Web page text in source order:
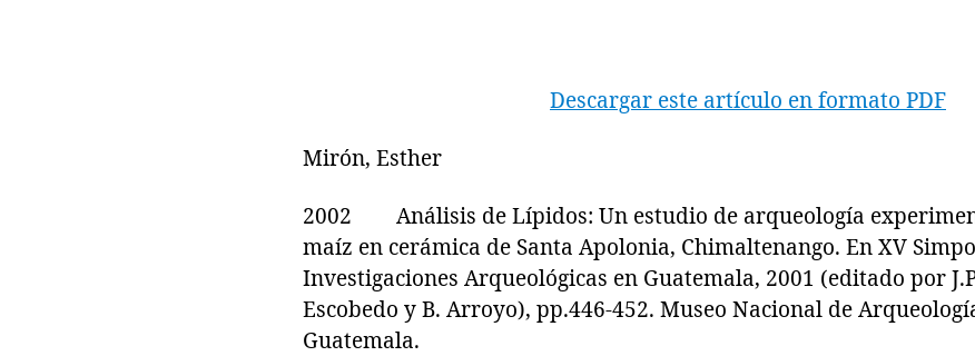
Descargar este artículo en formato PDF
Mirón, Esther
2002 Análisis de Lípidos: Un estudio de arqueología
maíz en cerámica de Santa Apolonia, Chimaltenango. En XV
Investigaciones Arqueológicas en Guatemala, 2001 (editado por
Escobedo y B. Arroyo), pp.446-452. Museo Nacional de
Guatemala.